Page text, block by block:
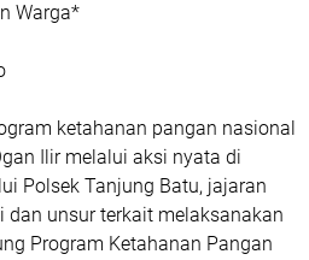
Warga*
ketahanan pangan nasional
Ilir melalui aksi nyata di
Polsek Tanjung Batu, jajaran
dan unsur terkait melaksanakan
Program Ketahanan Pangan